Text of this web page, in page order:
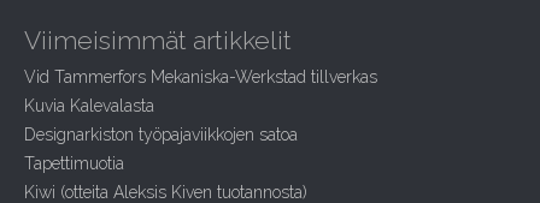
c
f
o
r
:
Viimeisimmät artikkelit
Vid Tammerfors Mekaniska-Werkstad tillverkas
Kuvia Kalevalasta
Designarkiston työpajaviikkojen satoa
Tapettimuotia
Kiwi (otteita Aleksis Kiven tuotannosta)